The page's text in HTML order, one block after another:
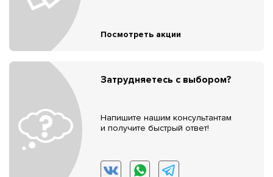
Посмотреть акции
Затрудняетесь с выбором?
Напишите нашим консультантам
и получите быстрый ответ!